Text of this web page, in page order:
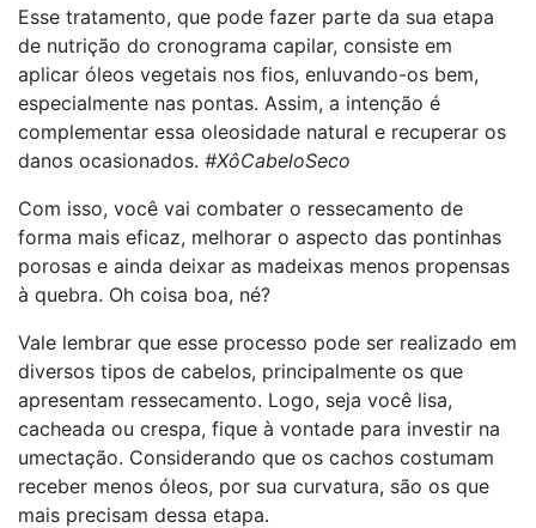
Esse tratamento, que pode fazer parte da sua etapa
de nutrição do cronograma capilar, consiste em
aplicar óleos vegetais nos fios, enluvando-os bem,
especialmente nas pontas. Assim, a intenção é
complementar essa oleosidade natural e recuperar os
danos ocasionados. #XôCabeloSeco
Com isso, você vai combater o ressecamento de
forma mais eficaz, melhorar o aspecto das pontinhas
porosas e ainda deixar as madeixas menos propensas
à quebra. Oh coisa boa, né?
Vale lembrar que esse processo pode ser realizado em
diversos tipos de cabelos, principalmente os que
apresentam ressecamento. Logo, seja você lisa,
cacheada ou crespa, fique à vontade para investir na
umectação. Considerando que os cachos costumam
receber menos óleos, por sua curvatura, são os que
mais precisam dessa etapa.